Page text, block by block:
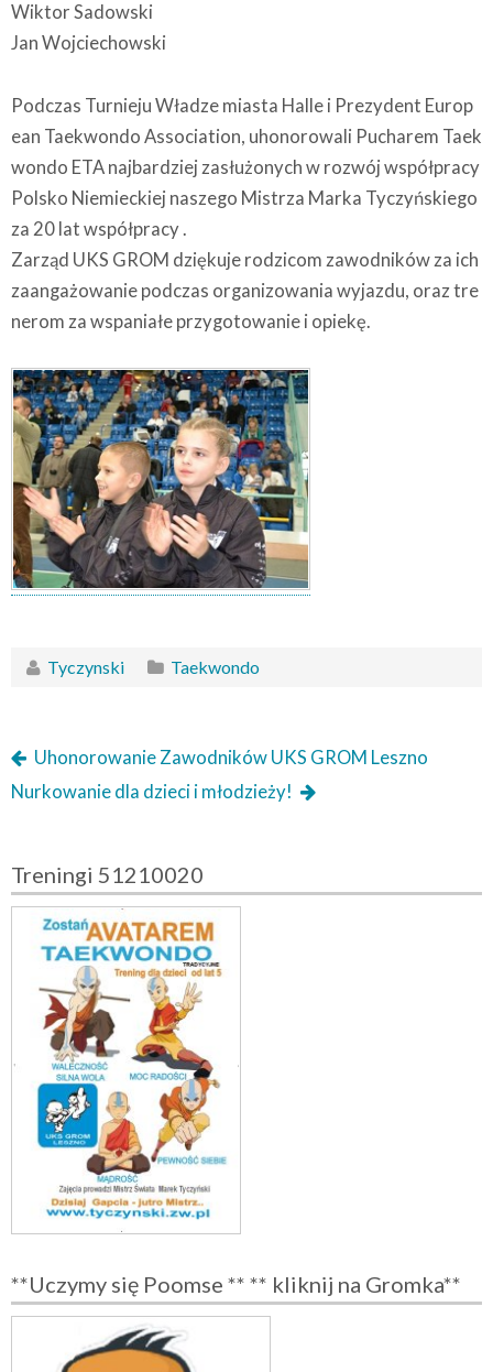
Wiktor Sadowski
Jan Wojciechowski
Podczas Turnieju Władze miasta Halle i Prezydent Europ
ean Taekwondo Association, uhonorowali Pucharem Taek
wondo ETA najbardziej zasłużonych w rozwój współpracy
Polsko Niemieckiej naszego Mistrza Marka Tyczyńskiego
za 20 lat współpracy .
Zarząd UKS GROM dziękuje rodzicom zawodników za ich
zaangażowanie podczas organizowania wyjazdu, oraz tre
nerom za wspaniałe przygotowanie i opiekę.
Tyczynski Taekwondo
Uhonorowanie Zawodników UKS GROM Leszno
Nurkowanie dla dzieci i młodzieży!
Treningi 51210020
**Uczymy się Poomse ** ** kliknij na Gromka**